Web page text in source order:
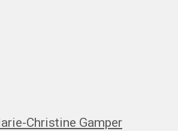
Christine Gamper